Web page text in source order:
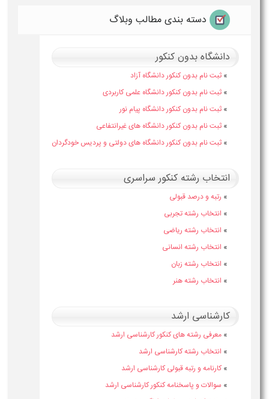
دسته بندی مطالب وبلاگ
دانشگاه بدون کنکور
» ثبت نام بدون کنکور دانشگاه آزاد
» ثبت نام بدون کنکور دانشگاه علمی کاربردی
» ثبت نام بدون کنکور دانشگاه پیام نور
» ثبت نام بدون کنکور دانشگاه های غیرانتفاعی
» ثبت نام بدون کنکور دانشگاه های دولتی و پردیس خودگردان
انتخاب رشته کنکور سراسری
» رتبه و درصد قبولی
» انتخاب رشته تجربی
» انتخاب رشته ریاضی
» انتخاب رشته انسانی
» انتخاب رشته زبان
» انتخاب رشته هنر
کارشناسی ارشد
» معرفی رشته های کنکور کارشناسی ارشد
» انتخاب رشته کارشناسی ارشد
» کارنامه و رتبه قبولی کارشناسی ارشد
» سوالات و پاسخنامه کنکور کارشناسی ارشد